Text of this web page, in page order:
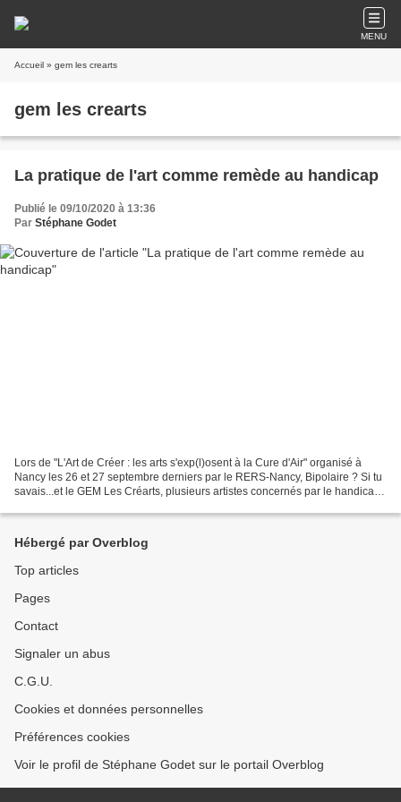
MENU
Accueil » gem les crearts
gem les crearts
La pratique de l'art comme remède au handicap
Publié le 09/10/2020 à 13:36
Par Stéphane Godet
Lors de "L'Art de Créer : les arts s'exp(l)osent à la Cure d'Air" organisé à
Nancy les 26 et 27 septembre derniers par le RERS-Nancy, Bipolaire ? Si tu
savais...et le GEM Les Créarts, plusieurs artistes concernés par le handicap
Hébergé par Overblog
Top articles
Pages
Contact
Signaler un abus
C.G.U.
Cookies et données personnelles
Préférences cookies
Voir le profil de Stéphane Godet sur le portail Overblog